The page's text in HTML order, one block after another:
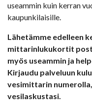
useammin kuin kerran
kaupunkilaisille.
Lähetämme edelleen
mittarinlukukortit
myös useammin ja
Kirjaudu palveluun
vesimittarin
vesilaskustasi.